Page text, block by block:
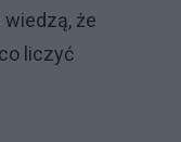
że
liczyć